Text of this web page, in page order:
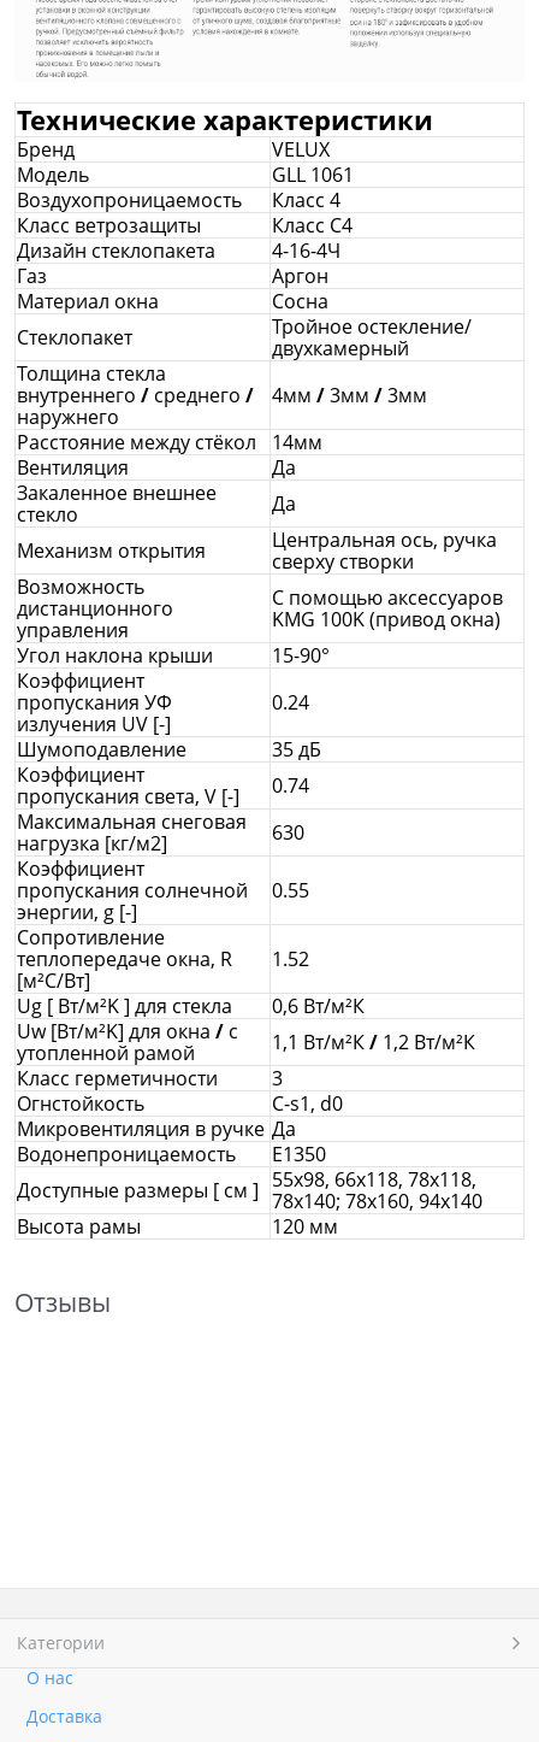
Технические характеристики
Бренд
VELUX
Модель
GLL 1061
Воздухопроницаемость
Класс 4
Класс ветрозащиты
Класс С4
Дизайн стеклопакета
4-16-4Ч
Газ
Аргон
Материал окна
Сосна
Стеклопакет
Тройное остекление/
двухкамерный
Толщина стекла
внутреннего / среднего /
наружнего
4мм /3мм /3мм
Расстояние между стёкол
14мм
Вентиляция
Да
Закаленное внешнее
стекло
Да
Механизм открытия
Центральная ось, ручка
сверху створки
Возможность
дистанционного
управления
С помощью аксессуаров
KMG 100K (привод окна)
Угол наклона крыши
15-90°
Коэффициент
пропускания УФ
излучения UV [-]
0.24
Шумоподавление
35 дБ
Коэффициент
пропускания света, V [-]
0.74
Максимальная снеговая
нагрузка [кг/м2]
630
Коэффициент
пропускания солнечной
энергии, g [-]
0.55
Сопротивление
теплопередаче окна, R
[м²С/Вт]
1.52
Ug [ Вт/м²K ] для стекла
0,6 Вт/м²К
Uw [Вт/м²K] для окна / с
утопленной рамой
1,1 Вт/м²К/ 1,2 Вт/м²К
Класс герметичности
3
Огнстойкость
C-s1, d0
Микровентиляция в ручке Да
Водонепроницаемость
E1350
Доступные размеры [ см ] 55x98, 66x118, 78x118,
78х140; 78х160, 94х140
Высота рамы
120 мм
Отзывы
Категории
О нас
Доставка